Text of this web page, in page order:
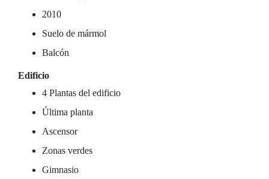
2010
Suelo de mármol
Balcón
Edificio
4 Plantas del edificio
Última planta
Ascensor
Zonas verdes
Gimnasio